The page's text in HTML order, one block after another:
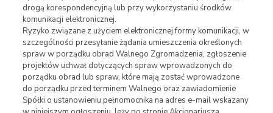
drogą korespondencyjną lub przy wykorzystaniu środków
komunikacji elektronicznej.
Ryzyko związane z użyciem elektronicznej formy komunikacji, w
szczególności przesyłanie żądania umieszczenia określonych
spraw w porządku obrad Walnego Zgromadzenia, zgłoszenie
projektów uchwał dotyczących spraw wprowadzonych do
porządku obrad lub spraw, które mają zostać wprowadzone
do porządku przed terminem Walnego oraz zawiadomienie
Spółki o ustanowieniu pełnomocnika na adres e-mail wskazany